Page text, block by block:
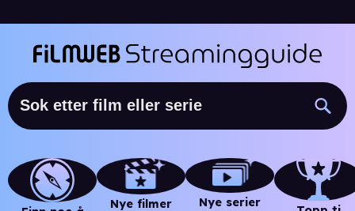
Nye filmer Nye serier